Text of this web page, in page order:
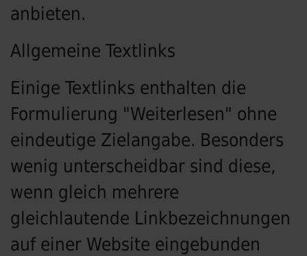
anbieten.
Allgemeine Textlinks
Einige Textlinks enthalten die
Formulierung "Weiterlesen" ohne
eindeutige Zielangabe. Besonders
wenig unterscheidbar sind diese,
wenn gleich mehrere
gleichlautende Linkbezeichnungen
auf einer Website eingebunden